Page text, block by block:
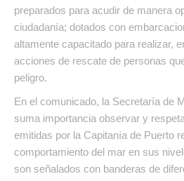
preparados para acudir de manera
ciudadanía; dotados con
altamente capacitado para realizar,
acciones de rescate de personas
peligro.
En el comunicado, la Secretaría de
suma importancia observar y
emitidas por la Capitanía de Puerto
comportamiento del mar en sus
son señalados con banderas de